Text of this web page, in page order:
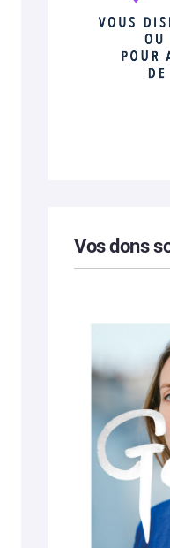
Vos dons